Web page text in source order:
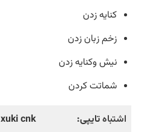
کنایه زدن
زخم زبان زدن
نیش وکنایه زدن
شماتت کردن
اشتباهتایپی: xuki cnk